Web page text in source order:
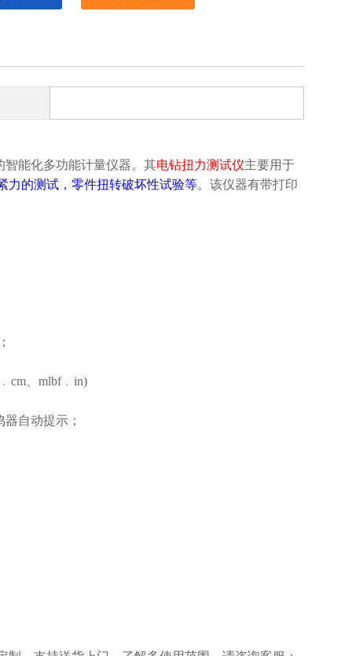
能化多功能计量仪器。 其电钻扭力测试仪主要用于
力的测试，零件扭转破坏性试验等。该仪器有带打印
、mlbf﹒in)
自动提示；